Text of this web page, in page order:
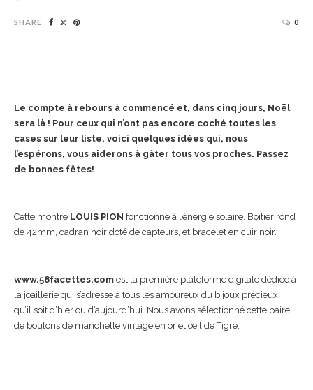
SHARE 0
Le compte à rebours à commencé et, dans cinq jours, Noël
sera là ! Pour ceux qui n’ont pas encore coché toutes les
cases sur leur liste, voici quelques idées qui, nous
l’espérons, vous aiderons à gâter tous vos proches. Passez
de bonnes fêtes!
Cette montre LOUIS PION fonctionne à l’énergie solaire. Boitier rond
de 42mm, cadran noir doté de capteurs, et bracelet en cuir noir.
www.58facettes.com est la première plateforme digitale dédiée à
la joaillerie qui s’adresse à tous les amoureux du bijoux précieux,
qu’il soit d’hier ou d’aujourd’hui. Nous avons sélectionné cette paire
de boutons de manchette vintage en or et œil de Tigre.